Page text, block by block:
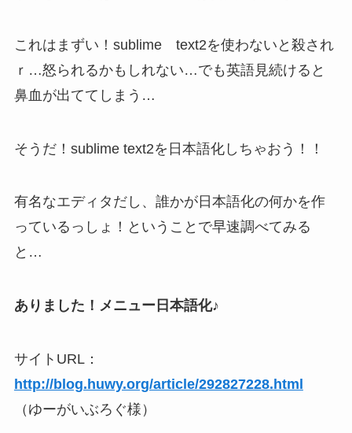
これはまずい！sublime text2を使わないと殺され
ｒ…怒られるかもしれない…でも英語見続けると
鼻血が出ててしまう…
そうだ！sublime text2を日本語化しちゃおう！！
有名なエディタだし、誰かが日本語化の何かを作
っているっしょ！ということで早速調べてみる
と…
ありました！メニュー日本語化♪
サイトURL：
http://blog.huwy.org/article/292827228.html
（ゆーがいぶろぐ様）